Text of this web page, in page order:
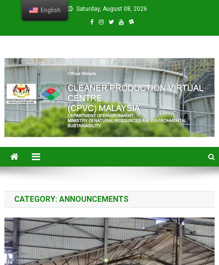
Saturday, August 08, 2026
CPVC
CATEGORY: ANNOUNCEMENTS
English